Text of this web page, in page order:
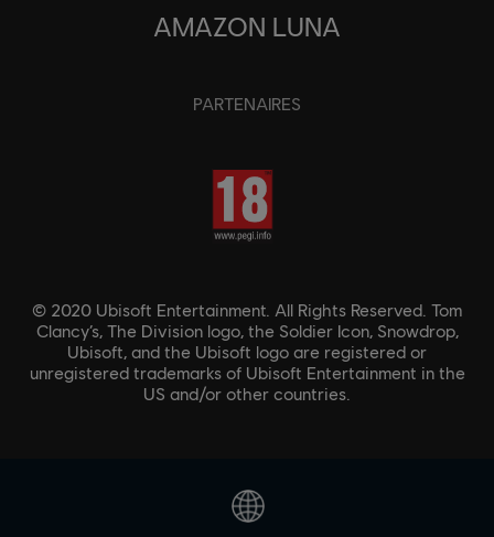
AMAZON LUNA
PARTENAIRES
© 2020 Ubisoft Entertainment. All Rights Reserved. Tom
Clancy’s, The Division logo, the Soldier Icon, Snowdrop,
Ubisoft, and the Ubisoft logo are registered or
unregistered trademarks of Ubisoft Entertainment in the
US and/or other countries.